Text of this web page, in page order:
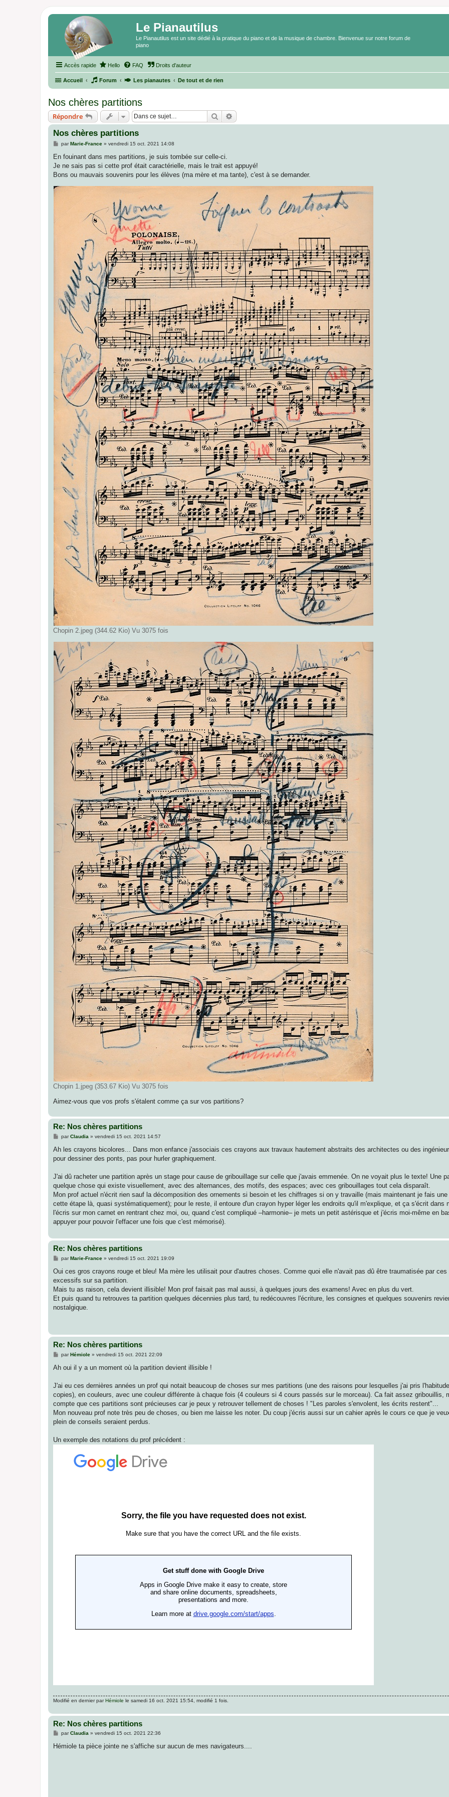
Le Pianautilus
Le Pianautilus est un site dédié à la pratique du piano et de la musique de chambre. Bienvenue sur notre forum de
piano
Accès rapide Hello FAQ Droits d'auteur
Accueil Forum Les pianautes De tout et de rien
Nos chères partitions
Répondre Rechercher
Nos chères partitions
M
s
a
g
parMarie-France» vendredi 15 oct. 2021 14:08
En fouinant dans mes partitions, je suis tombée sur celle-ci.
Je ne sais pas si cette prof était caractérielle, mais le trait est appuyé!
Bons ou mauvais souvenirs pour les élèves (ma mère et ma tante), c'est à se demander.
Chopin 2.jpeg (344.62 Kio) Vu 3075 fois
Chopin 1.jpeg (353.67 Kio) Vu 3075 fois
Aimez-vous que vos profs s'étalent comme ça sur vos partitions?
Re: Nos chères partitions
M
s
a
parClaudia » vendredi 15 oct. 2021 14:57
Ah les crayons bicolores... Dans mon enfance j'associais ces crayons aux travaux hautement abstraits des architectes ou des
pour dessiner des ponts, pas pour hurler graphiquement.
J'ai dû racheter une partition après un stage pour cause de gribouillage sur celle que j'avais emmenée. On ne voyait plus le texte! Une
quelque chose qui existe visuellement, avec des alternances, des motifs, des espaces; avec ces gribouillages tout cela disparaît.
Mon prof actuel n'écrit rien sauf la décomposition des ornements si besoin et les chiffrages si on y travaille (mais maintenant je fais une
cette étape là, quasi systématiquement); pour le reste, il entoure d'un crayon hyper léger les endroits qu'il m'explique, et ça s'écrit dans
l'écris sur mon carnet en rentrant chez moi, ou, quand c'est compliqué –harmonie– je mets un petit astérisque et j'écris moi-même en
appuyer pour pouvoir l'effacer une fois que c'est mémorisé).
Re: Nos chères partitions
M
s
a
g
parMarie-France» vendredi 15 oct. 2021 19:09
Oui ces gros crayons rouge et bleu! Ma mère les utilisait pour d'autres choses. Comme quoi elle n'avait pas dû être traumatisée par ces
excessifs sur sa partition.
Mais tu as raison, cela devient illisible! Mon prof faisait pas mal aussi, à quelques jours des examens! Avec en plus du vert.
Et puis quand tu retrouves ta partition quelques décennies plus tard, tu redécouvres l'écriture, les consignes et quelques souvenirs
nostalgique.
Re: Nos chères partitions
M
s
g
parHémiole» vendredi 15 oct. 2021 22:09
Ah oui il y a un moment où la partition devient illisible !
J'ai eu ces dernières années un prof qui notait beaucoup de choses sur mes partitions (une des raisons pour lesquelles j'ai pris
copies), en couleurs, avec une couleur différente à chaque fois (4 couleurs si 4 cours passés sur le morceau). Ca fait assez gribouillis,
compte que ces partitions sont précieuses car je peux y retrouver tellement de choses ! "Les paroles s'envolent, les écrits restent"...
Mon nouveau prof note très peu de choses, ou bien me laisse les noter. Du coup j'écris aussi sur un cahier après le cours ce que je
plein de conseils seraient perdus.
Un exemple des notations du prof précédent :
Modifié en dernier parHémiole le samedi 16 oct. 2021 15:54, modifié 1 fois.
Re: Nos chères partitions
M
s
parClaudia » vendredi 15 oct. 2021 22:36
Hémiole ta pièce jointe ne s'affiche sur aucun de mes navigateurs....